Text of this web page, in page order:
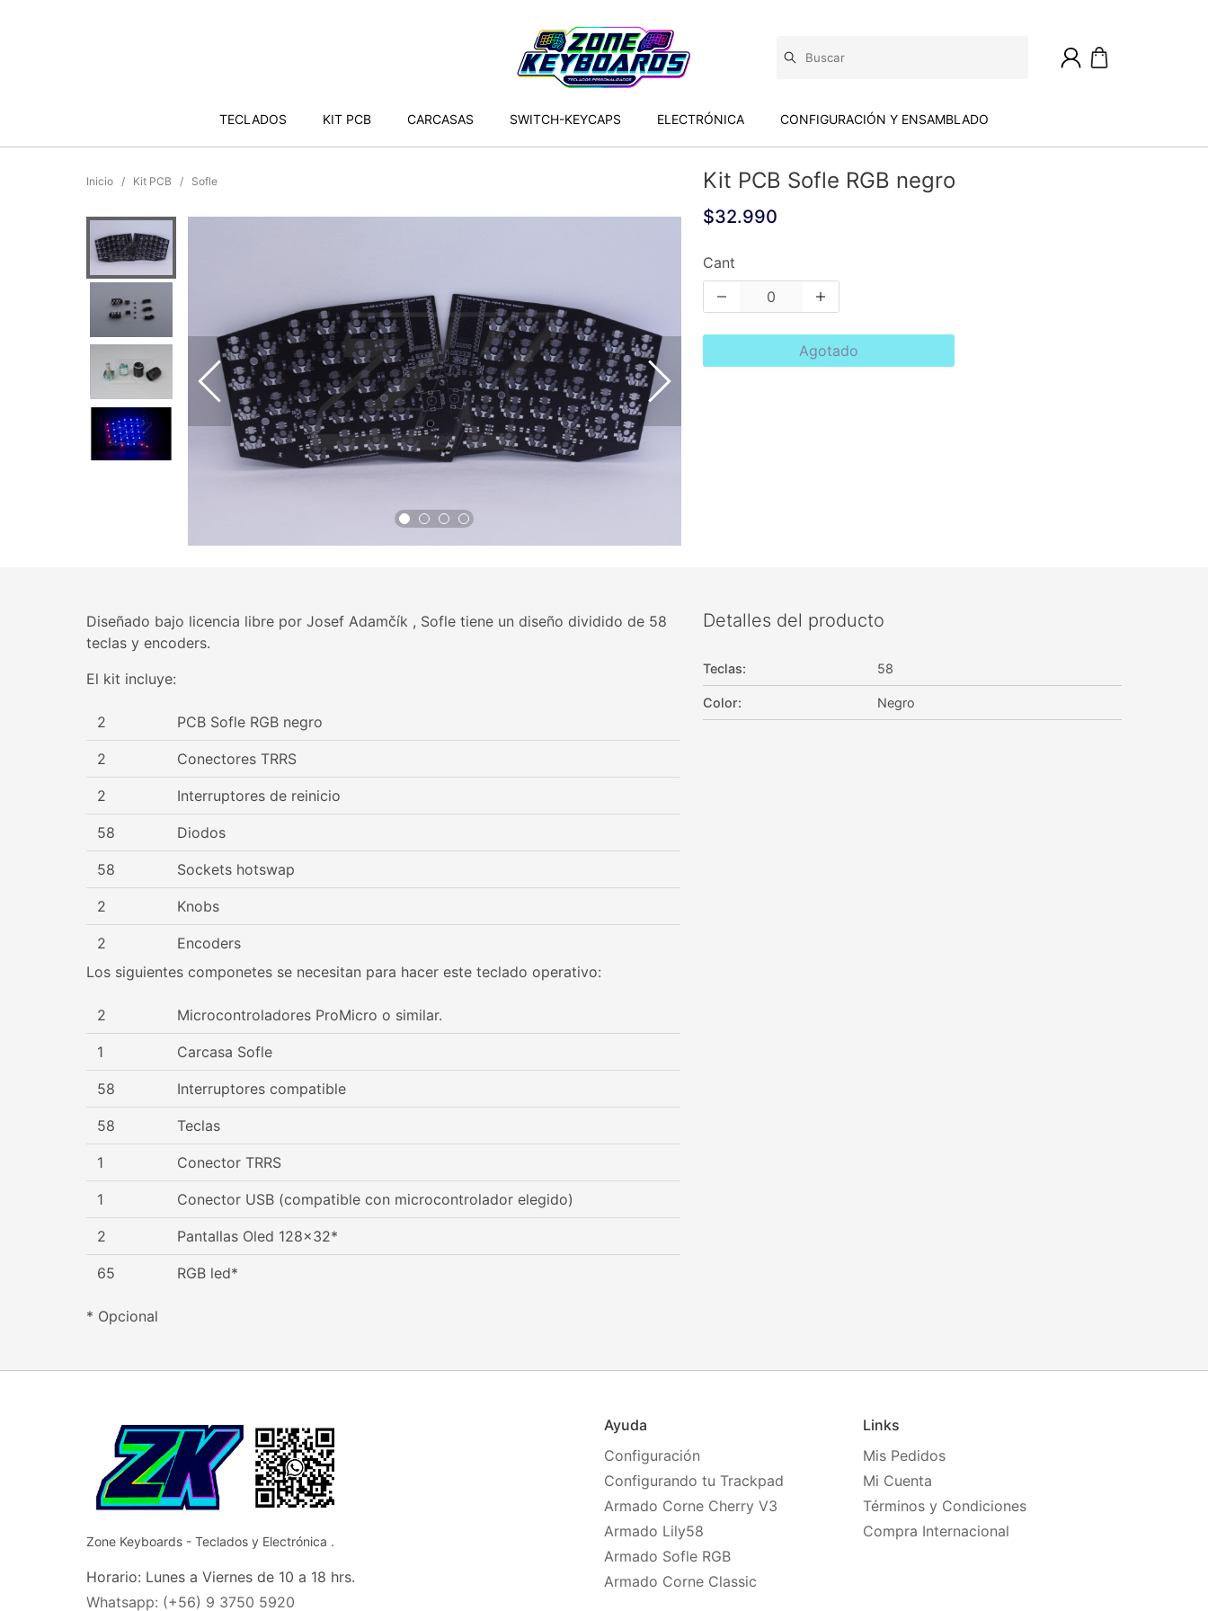
TECLADOS KIT PCB CARCASAS SWITCH-KEYCAPS ELECTRÓNICA CONFIGURACIÓN Y ENSAMBLADO
Inicio Kit PCB Sofle Kit PCB Sofle RGB negro
$32.990
Cant
Agotado
Diseñado bajo licencia libre por Josef Adamčík , Sofle tiene un diseño dividido de 58
teclas y encoders.
El kit incluye:
2 PCB Sofle RGB negro
2 Conectores TRRS
2 Interruptores de reinicio
58 Diodos
58 Sockets hotswap
2 Knobs
2
Encoders
Los siguientes componetes se necesitan para hacer este teclado operativo:
2 Microcontroladores ProMicro o similar.
1 Carcasa Sofle
58 Interruptores compatible
58 Teclas
1 Conector TRRS
1 Conector USB (compatible con microcontrolador elegido)
2 Pantallas Oled 128x32*
65 RGB led*
* Opcional
Detalles del producto
Teclas: 58
Color: Negro
Zone Keyboards - Teclados y Electrónica .
Horario: Lunes a Viernes de 10 a 18 hrs.
Whatsapp: (+56) 9 3750 5920
Ayuda
Configuración
Configurando tu Trackpad
Armado Corne Cherry V3
Armado Lily58
Armado Sofle RGB
Armado Corne Classic
Links
Mis Pedidos
Mi Cuenta
Términos y Condiciones
Compra Internacional